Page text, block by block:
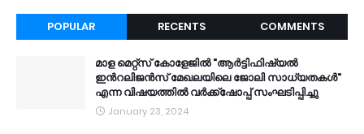
POPULAR RECENTS COMMENTS
മാള മെറ്റ്സ് കോളേജിൽ "ആർട്ടിഫിഷ്യൽ
ഇൻറലിജൻസ് മേഖലയിലെ ജോലി സാധ്യതകൾ"
എന്ന വിഷയത്തിൽ വർക്ക്ഷോപ്പ് സംഘടിപ്പിച്ചു
January 23, 2024